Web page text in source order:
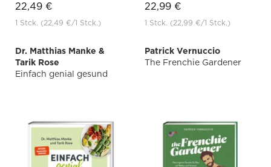
22,49 €
1 Stck. (22,49 €/1 Stck.)
22,99 €
1 Stck. (22,99 €/1 Stck.)
Dr. Matthias Manke &
Tarik Rose
Einfach genial gesund
Patrick Vernuccio
The Frenchie Gardener